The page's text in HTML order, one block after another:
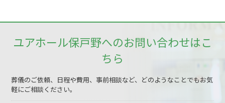
ユアホール保戸野へのお問い合わせはこ
ちら
葬儀のご依頼、日程や費用、事前相談など、どのようなことでもお気
軽にご相談ください。